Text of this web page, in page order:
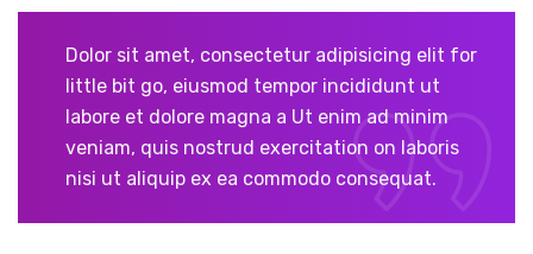
Dolor sit amet, consectetur adipisicing elit for
little bit go, eiusmod tempor incididunt ut
labore et dolore magna a Ut enim ad minim
veniam, quis nostrud exercitation on laboris
nisi ut aliquip ex ea commodo consequat.